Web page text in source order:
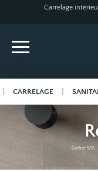
Carrelage
CARRELAGE
Gerber SAS